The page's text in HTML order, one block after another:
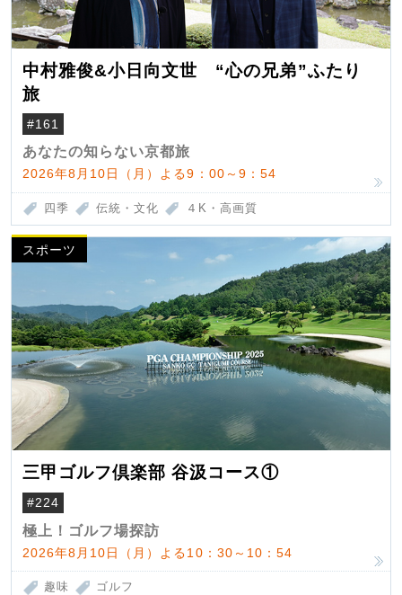
中村雅俊&小日向文世 “心の兄弟”ふたり
旅
#161
あなたの知らない京都旅
2026年8月10日（月）よる9：00～9：54
四季 伝統・文化 ４K・高画質
スポーツ
三甲ゴルフ倶楽部 谷汲コース①
#224
極上！ゴルフ場探訪
2026年8月10日（月）よる10：30～10：54
趣味 ゴルフ